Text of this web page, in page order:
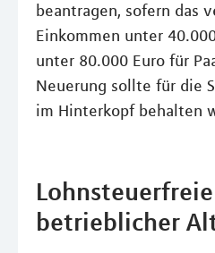
beantragen, sofern das
Einkommen unter
unter 80.000 Euro für
Neuerung sollte für die
im Hinterkopf behalten
betrieblicher